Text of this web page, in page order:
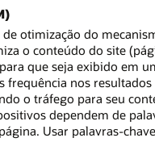
otimização do
o conteúdo do site
que seja exibido em
frequência nos resultados
o tráfego para seu
dependem de
Usar palavras-chave